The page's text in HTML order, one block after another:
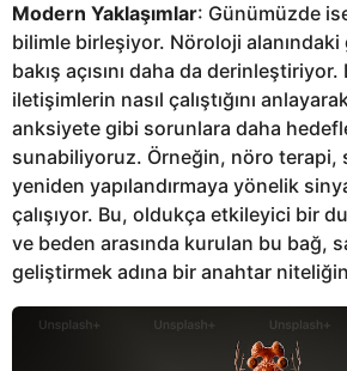
Modern Yaklaşımlar: Günümüzde
bilimle birleşiyor. Nöroloji alanındaki
bakış açısını daha da
iletişimlerin nasıl çalıştığını
anksiyete gibi sorunlara daha
sunabiliyoruz. Örneğin, nöro terapi,
yeniden yapılandırmaya yönelik
çalışıyor. Bu, oldukça etkileyici bir
ve beden arasında kurulan bu bağ,
geliştirmek adına bir anahtar